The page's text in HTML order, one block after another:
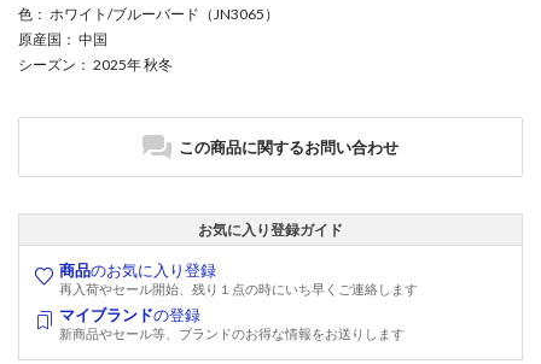
色 ： ホワイト/ブルーバード（JN3065）
原産国 ： 中国
シーズン ： 2025年 秋冬
この商品に関するお問い合わせ
お気に入り登録ガイド
商品のお気に入り登録
再入荷やセール開始、残り１点の時にいち早くご連絡します
マイブランドの登録
新商品やセール等、ブランドのお得な情報をお送りします